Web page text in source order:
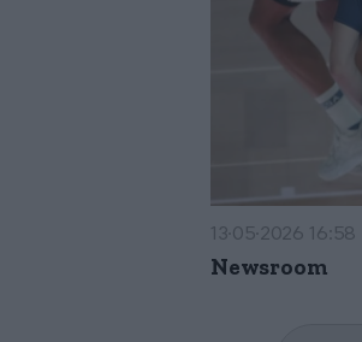
13·05·2026 16:58
Newsroom